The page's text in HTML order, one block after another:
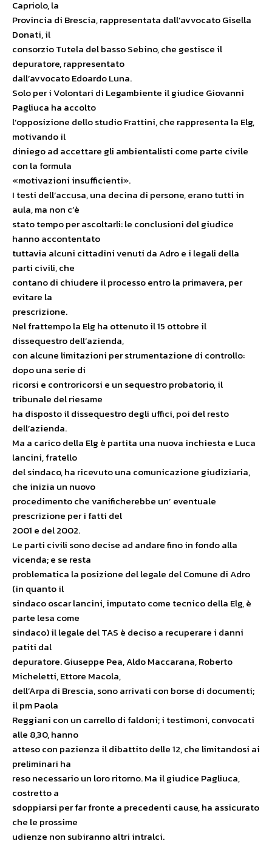
Capriolo, la
Provincia di Brescia, rappresentata dall’avvocato Gisella
Donati, il
consorzio Tutela del basso Sebino, che gestisce il
depuratore, rappresentato
dall’avvocato Edoardo Luna.
Solo per i Volontari di Legambiente il giudice Giovanni
Pagliuca ha accolto
l’opposizione dello studio Frattini, che rappresenta la Elg,
motivando il
diniego ad accettare gli ambientalisti come parte civile
con la formula
«motivazioni insufficienti».
I testi dell’accusa, una decina di persone, erano tutti in
aula, ma non c’è
stato tempo per ascoltarli: le conclusioni del giudice
hanno accontentato
tuttavia alcuni cittadini venuti da Adro e i legali della
parti civili, che
contano di chiudere il processo entro la primavera, per
evitare la
prescrizione.
Nel frattempo la Elg ha ottenuto il 15 ottobre il
dissequestro dell’azienda,
con alcune limitazioni per strumentazione di controllo:
dopo una serie di
ricorsi e controricorsi e un sequestro probatorio, il
tribunale del riesame
ha disposto il dissequestro degli uffici, poi del resto
dell’azienda.
Ma a carico della Elg è partita una nuova inchiesta e Luca
lancini, fratello
del sindaco, ha ricevuto una comunicazione giudiziaria,
che inizia un nuovo
procedimento che vanificherebbe un’ eventuale
prescrizione per i fatti del
2001 e del 2002.
Le parti civili sono decise ad andare fino in fondo alla
vicenda; e se resta
problematica la posizione del legale del Comune di Adro
(in quanto il
sindaco oscar lancini, imputato come tecnico della Elg, è
parte lesa come
sindaco) il legale del TAS è deciso a recuperare i danni
patiti dal
depuratore. Giuseppe Pea, Aldo Maccarana, Roberto
Micheletti, Ettore Macola,
dell’Arpa di Brescia, sono arrivati con borse di documenti;
il pm Paola
Reggiani con un carrello di faldoni; i testimoni, convocati
alle 8,30, hanno
atteso con pazienza il dibattito delle 12, che limitandosi ai
preliminari ha
reso necessario un loro ritorno. Ma il giudice Pagliuca,
costretto a
sdoppiarsi per far fronte a precedenti cause, ha assicurato
che le prossime
udienze non subiranno altri intralci.